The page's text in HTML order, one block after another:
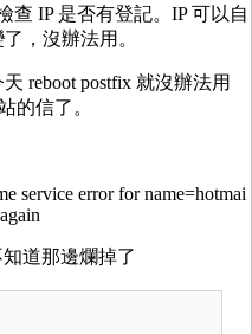
查 IP 是否有登記。IP 可以自
，沒辦法用。
reboot postfix 就沒辦法用
的信了。
service error for name=hotmai
道那邊爛掉了